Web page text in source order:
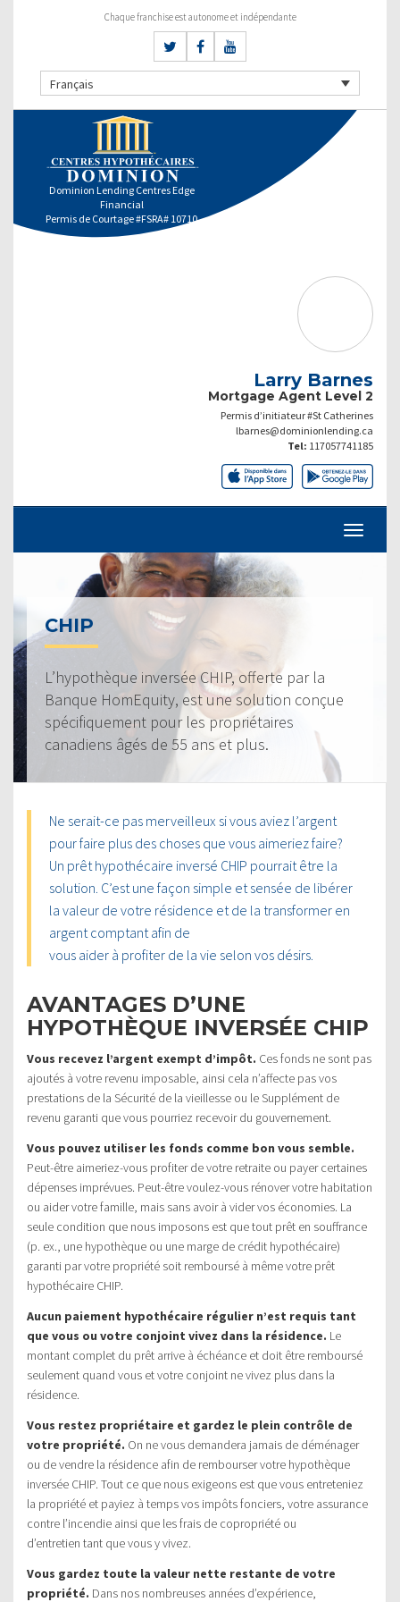
Chaque franchise est autonome et indépendante
Français
Dominion Lending Centres Edge
Financial
Permis de Courtage #FSRA# 10710
Larry Barnes
Mortgage Agent Level 2
Permis d’initiateur #St Catherines
lbarnes@dominionlending.ca
Tel: 117057741185
CHIP
L’hypothèque inversée CHIP, offerte par la
Banque HomEquity, est une solution conçue
spécifiquement pour les propriétaires
canadiens âgés de 55 ans et plus.
Ne serait-ce pas merveilleux si vous aviez l’argent
pour faire plus des choses que vous aimeriez faire?
Un prêt hypothécaire inversé CHIP pourrait être la
solution. C’est une façon simple et sensée de libérer
la valeur de votre résidence et de la transformer en
argent comptant afin de
vous aider à profiter de la vie selon vos désirs.
AVANTAGES D’UNE
HYPOTHÈQUE INVERSÉE CHIP
Vous recevez l’argent exempt d’impôt. Ces fonds ne sont pas
ajoutés à votre revenu imposable, ainsi cela n’affecte pas vos
prestations de la Sécurité de la vieillesse ou le Supplément de
revenu garanti que vous pourriez recevoir du gouvernement.
Vous pouvez utiliser les fonds comme bon vous semble.
Peut-être aimeriez-vous profiter de votre retraite ou payer certaines
dépenses imprévues. Peut-être voulez-vous rénover votre habitation
ou aider votre famille, mais sans avoir à vider vos économies. La
seule condition que nous imposons est que tout prêt en souffrance
(p. ex., une hypothèque ou une marge de crédit hypothécaire)
garanti par votre propriété soit remboursé à même votre prêt
hypothécaire CHIP.
Aucun paiement hypothécaire régulier n’est requis tant
que vous ou votre conjoint vivez dans la résidence. Le
montant complet du prêt arrive à échéance et doit être remboursé
seulement quand vous et votre conjoint ne vivez plus dans la
résidence.
Vous restez propriétaire et gardez le plein contrôle de
votre propriété. On ne vous demandera jamais de déménager
ou de vendre la résidence afin de rembourser votre hypothèque
inversée CHIP. Tout ce que nous exigeons est que vous entreteniez
la propriété et payiez à temps vos impôts fonciers, votre assurance
contre l’incendie ainsi que les frais de copropriété ou
d’entretien tant que vous y vivez.
Vous gardez toute la valeur nette restante de votre
propriété. Dans nos nombreuses années d’expérience,